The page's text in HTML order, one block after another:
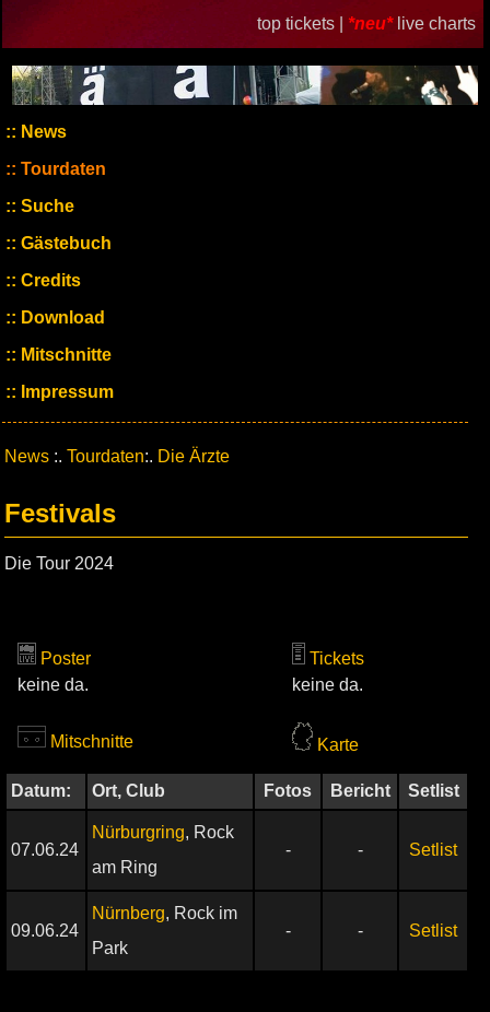
top tickets | *neu* live charts
News
Tourdaten
Suche
Gästebuch
Credits
Download
Mitschnitte
Impressum
News :. Tourdaten:. Die Ärzte
Festivals
Die Tour 2024
Poster
keine da.
Tickets
keine da.
Mitschnitte Karte
Datum: Ort, Club Fotos Bericht Setlist
07.06.24
Nürburgring, Rock
am Ring
- - Setlist
09.06.24
Nürnberg, Rock im
Park
- - Setlist